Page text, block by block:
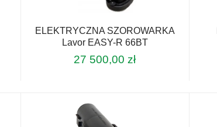
ELEKTRYCZNA SZOROWARKA
Lavor EASY-R 66BT
27 500,00zł